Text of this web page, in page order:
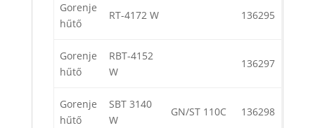
Gorenje
hűtő
RT-4172 W 136295
Gorenje
hűtő
RBT-4152
W
136297
Gorenje
hűtő
SBT 3140
W
GN/ST 110C 136298